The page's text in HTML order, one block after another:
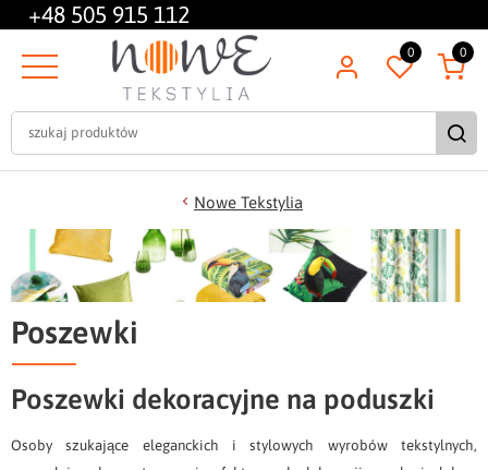
+48 505 915 112
0 0
Nowe Tekstylia
Poszewki
Poszewki dekoracyjne na poduszki
Osoby szukające eleganckich i stylowych wyrobów tekstylnych,